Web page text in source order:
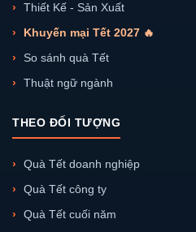
Thiết Kế - Sản Xuất
Khuyến mại Tết 2027 🔥
So sánh quà Tết
Thuật ngữ ngành
THEO ĐỐI TƯỢNG
Quà Tết doanh nghiệp
Quà Tết công ty
Quà Tết cuối năm